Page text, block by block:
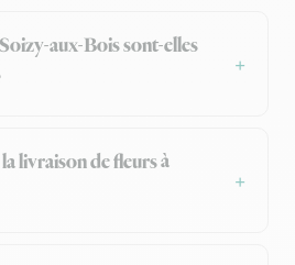
aux-Bois sont-elles
livraison de fleurs à